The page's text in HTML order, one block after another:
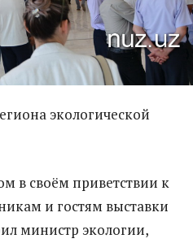
экологической
в своём приветствии к
и гостям выставки
министр экологии,